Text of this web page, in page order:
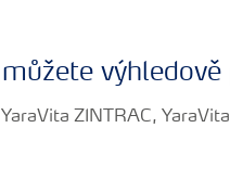
ZINTRAC,